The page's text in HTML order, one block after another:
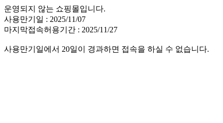
운영되지 않는 쇼핑몰입니다.
사용만기일 : 2025/11/07
마지막접속허용기간 : 2025/11/27
사용만기일에서 20일이 경과하면 접속을 하실 수 없습니다.